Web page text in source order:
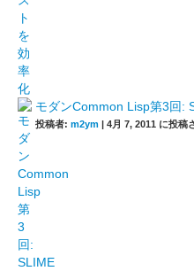
モダンCommon Lisp第3回:
投稿者: m2ym 4月 7, 2011 に投稿